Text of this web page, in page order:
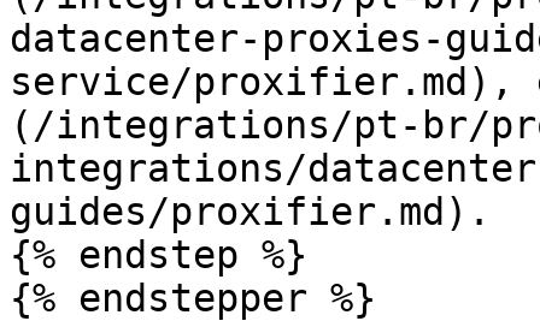
datacenter-proxies-
service/proxifier.md),
(/integrations/pt-br/
integrations/
guides/proxifier.md).
{% endstep %}
{% endstepper %}